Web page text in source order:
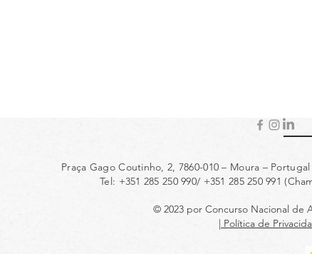
Praça Gago Coutinho, 2, 7860-010 – Moura – Portugal
Tel: +351 285 250 990/ +351 285 250 991
© 2023 por Concurso Nacional de
| Política de